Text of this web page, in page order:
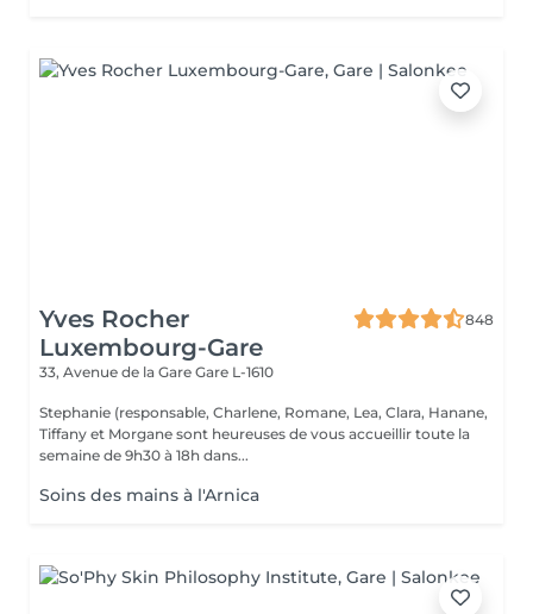
Yves Rocher
Luxembourg-Gare
848
33, Avenue de la Gare Gare L-1610
Stephanie (responsable, Charlene, Romane, Lea, Clara, Hanane,
Tiffany et Morgane sont heureuses de vous accueillir toute la
semaine de 9h30 à 18h dans...
Soins des mains à l'Arnica